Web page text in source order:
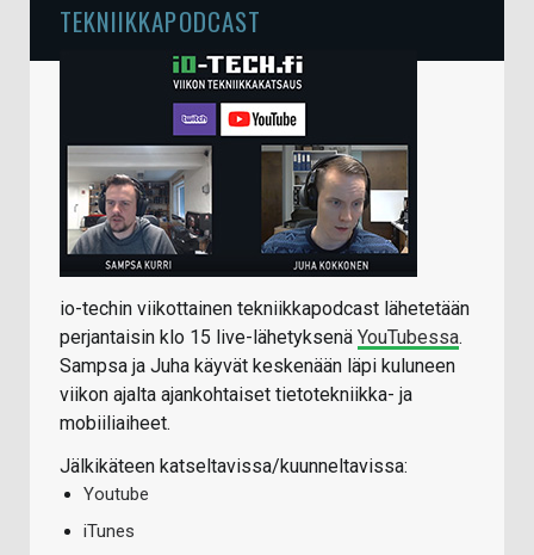
TEKNIIKKAPODCAST
io-techin viikottainen tekniikkapodcast lähetetään
perjantaisin klo 15 live-lähetyksenä YouTubessa.
Sampsa ja Juha käyvät keskenään läpi kuluneen
viikon ajalta ajankohtaiset tietotekniikka- ja
mobiiliaiheet.
Jälkikäteen katseltavissa/kuunneltavissa:
Youtube
iTunes